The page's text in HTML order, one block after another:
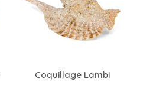
Coquillage Lambi